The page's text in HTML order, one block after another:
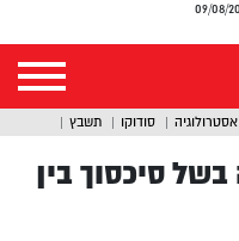
אסטרולוגיה סודוקו תשבץ
בשל סיכסוך בין